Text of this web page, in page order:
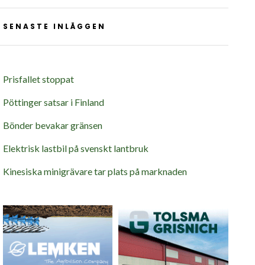
SENASTE INLÄGGEN
Prisfallet stoppat
Pöttinger satsar i Finland
Bönder bevakar gränsen
Elektrisk lastbil på svenskt lantbruk
Kinesiska minigrävare tar plats på marknaden